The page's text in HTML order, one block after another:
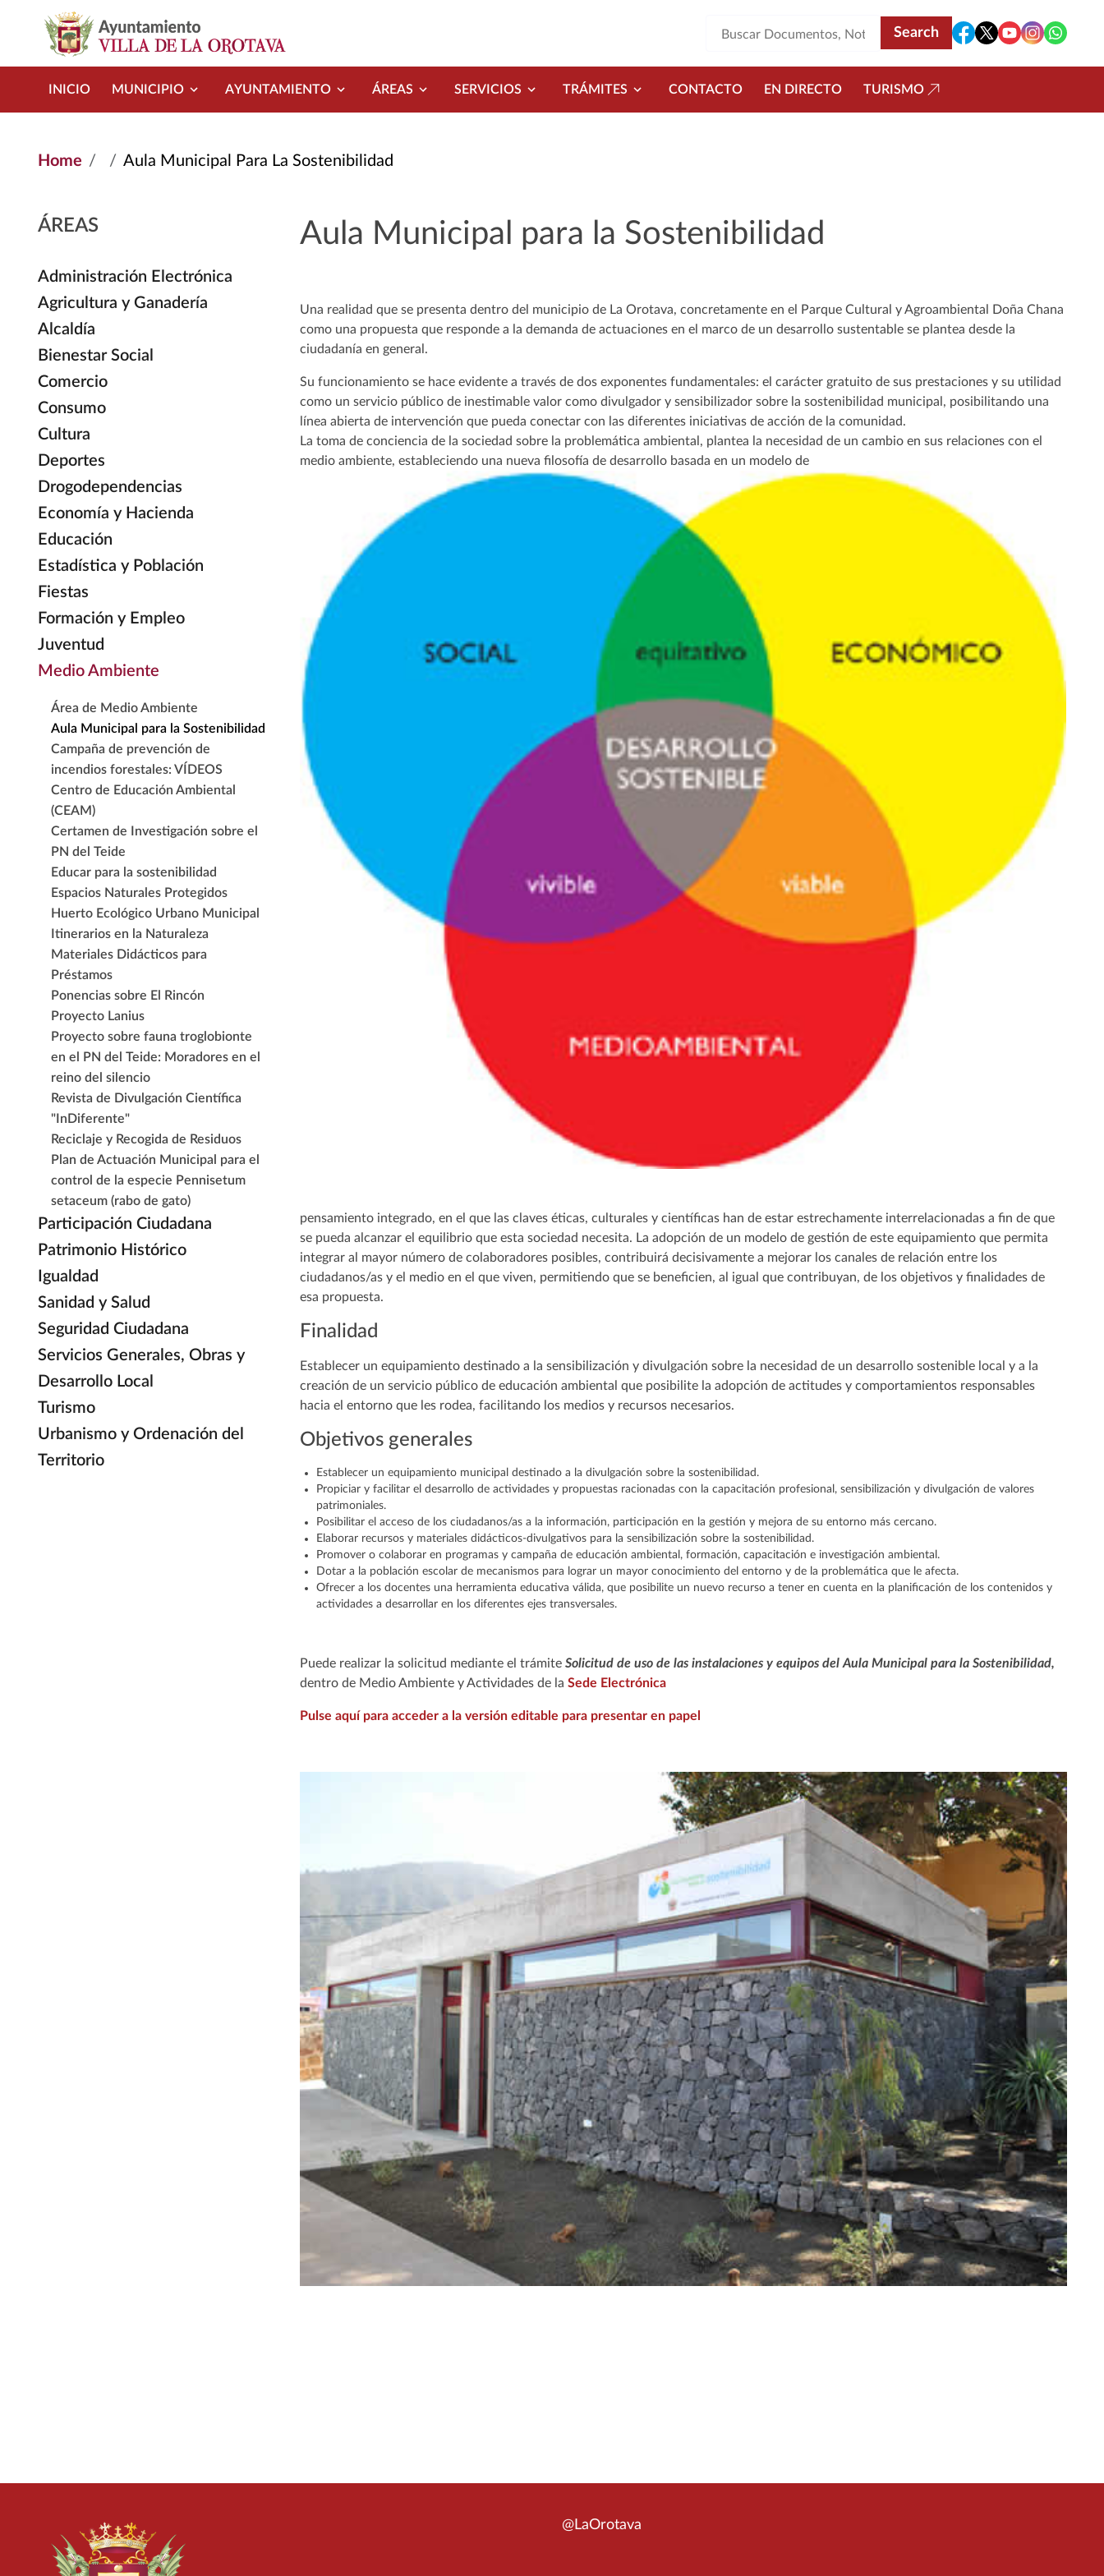
INICIO MUNICIPIO AYUNTAMIENTO ÁREAS SERVICIOS TRÁMITES CONTACTO EN DIRECTO TURISMO
Home Aula Municipal Para La Sostenibilidad
ÁREAS
Administración Electrónica
Agricultura y Ganadería
Alcaldía
Bienestar Social
Comercio
Consumo
Cultura
Deportes
Drogodependencias
Economía y Hacienda
Educación
Estadística y Población
Fiestas
Formación y Empleo
Juventud
Medio Ambiente
Área de Medio Ambiente
Aula Municipal para la Sostenibilidad
Campaña de prevención de
incendios forestales: VÍDEOS
Centro de Educación Ambiental
(CEAM)
Certamen de Investigación sobre el
PN del Teide
Educar para la sostenibilidad
Espacios Naturales Protegidos
Huerto Ecológico Urbano Municipal
Itinerarios en la Naturaleza
Materiales Didácticos para
Préstamos
Ponencias sobre El Rincón
Proyecto Lanius
Proyecto sobre fauna troglobionte
en el PN del Teide: Moradores en el
reino del silencio
Revista de Divulgación Científica
"InDiferente"
Reciclaje y Recogida de Residuos
Plan de Actuación Municipal para el
control de la especie Pennisetum
setaceum (rabo de gato)
Participación Ciudadana
Patrimonio Histórico
Igualdad
Sanidad y Salud
Seguridad Ciudadana
Servicios Generales, Obras y
Desarrollo Local
Turismo
Urbanismo y Ordenación del
Territorio
Aula Municipal para la Sostenibilidad
Una realidad que se presenta dentro del municipio de La Orotava, concretamente en el Parque Cultural y Agroambiental Doña Chana
como una propuesta que responde a la demanda de actuaciones en el marco de un desarrollo sustentable se plantea desde la
ciudadanía en general.
Su funcionamiento se hace evidente a través de dos exponentes fundamentales: el carácter gratuito de sus prestaciones y su utilidad
como un servicio público de inestimable valor como divulgador y sensibilizador sobre la sostenibilidad municipal, posibilitando una
línea abierta de intervención que pueda conectar con las diferentes iniciativas de acción de la comunidad.
La toma de conciencia de la sociedad sobre la problemática ambiental, plantea la necesidad de un cambio en sus relaciones con el
medio ambiente, estableciendo una nueva filosofía de desarrollo basada en un modelo de
pensamiento integrado, en el que las claves éticas, culturales y científicas han de estar estrechamente interrelacionadas a fin de que
se pueda alcanzar el equilibrio que esta sociedad necesita. La adopción de un modelo de gestión de este equipamiento que permita
integrar al mayor número de colaboradores posibles, contribuirá decisivamente a mejorar los canales de relación entre los
ciudadanos/as y el medio en el que viven, permitiendo que se beneficien, al igual que contribuyan, de los objetivos y finalidades de
esa propuesta.
Finalidad
Establecer un equipamiento destinado a la sensibilización y divulgación sobre la necesidad de un desarrollo sostenible local y a la
creación de un servicio público de educación ambiental que posibilite la adopción de actitudes y comportamientos responsables
hacia el entorno que les rodea, facilitando los medios y recursos necesarios.
Objetivos generales
Establecer un equipamiento municipal destinado a la divulgación sobre la sostenibilidad.
Propiciar y facilitar el desarrollo de actividades y propuestas racionadas con la capacitación profesional, sensibilización y divulgación de valores
patrimoniales.
Posibilitar el acceso de los ciudadanos/as a la información, participación en la gestión y mejora de su entorno más cercano.
Elaborar recursos y materiales didácticos-divulgativos para la sensibilización sobre la sostenibilidad.
Promover o colaborar en programas y campaña de educación ambiental, formación, capacitación e investigación ambiental.
Dotar a la población escolar de mecanismos para lograr un mayor conocimiento del entorno y de la problemática que le afecta.
Ofrecer a los docentes una herramienta educativa válida, que posibilite un nuevo recurso a tener en cuenta en la planificación de los contenidos y
actividades a desarrollar en los diferentes ejes transversales.
Puede realizar la solicitud mediante el trámite Solicitud de uso de las instalaciones y equipos del Aula Municipal para la Sostenibilidad,
dentro de Medio Ambiente y Actividades de la Sede Electrónica
Pulse aquí para acceder a la versión editable para presentar en papel
@LaOrotava